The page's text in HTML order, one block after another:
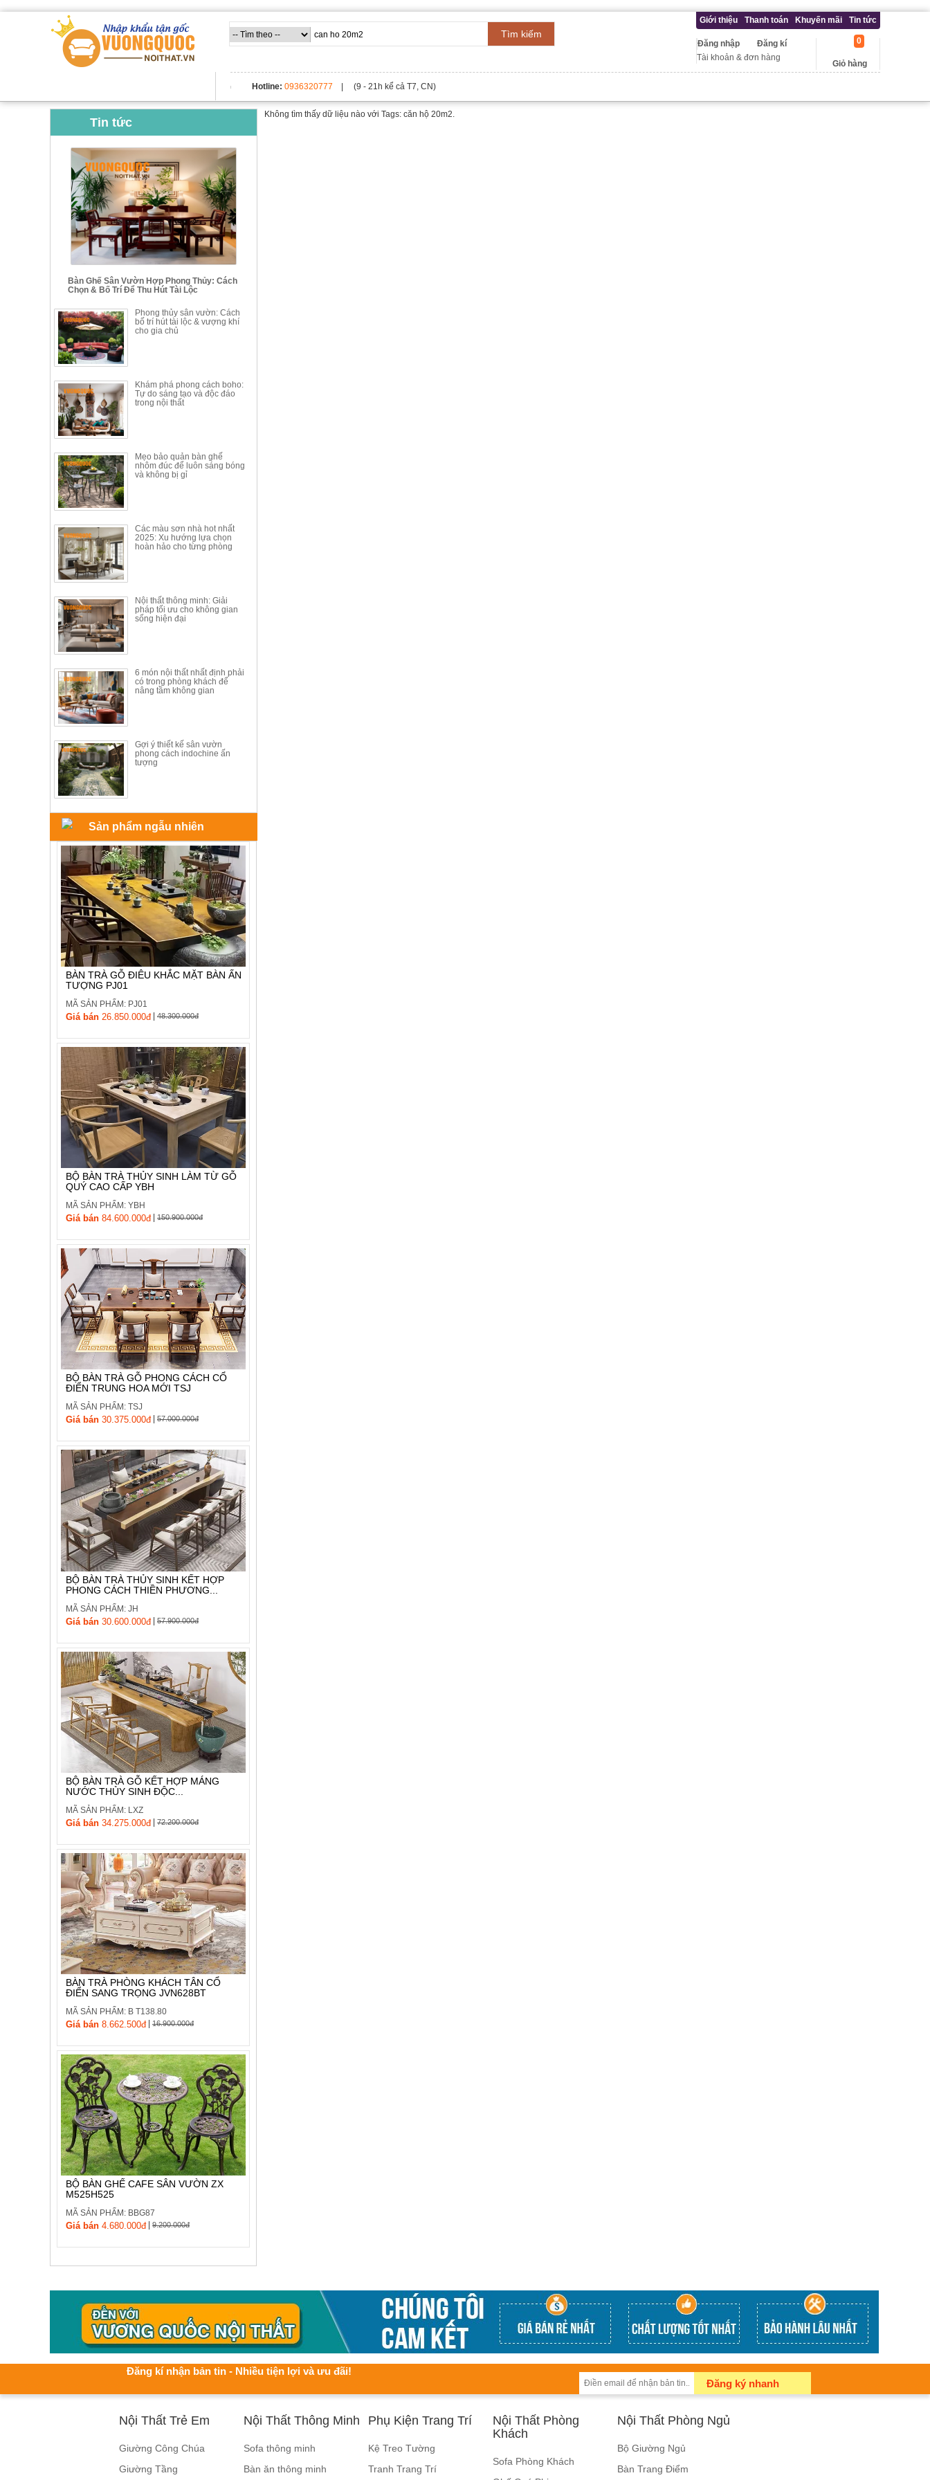
Tìm kiếm
Giới thiệu Thanh toán Khuyến mãi Tin tức
Đăng kí
Đăng nhập
Tài khoản & đơn hàng
Giỏ hàng
0
Hotline: 0936320777 | (9 - 21h kể cả T7, CN)
Tin tức
Bàn Ghế Sân Vườn Hợp Phong Thủy: Cách
Chọn & Bố Trí Để Thu Hút Tài Lộc
Phong thủy sân vườn: Cách
bố trí hút tài lộc & vượng khí
cho gia chủ
Khám phá phong cách boho:
Tự do sáng tạo và độc đáo
trong nội thất
Mẹo bảo quản bàn ghế
nhôm đúc để luôn sáng bóng
và không bị gỉ
Các màu sơn nhà hot nhất
2025: Xu hướng lựa chọn
hoàn hảo cho từng phòng
Nội thất thông minh: Giải
pháp tối ưu cho không gian
sống hiện đại
6 món nội thất nhất định phải
có trong phòng khách để
nâng tầm không gian
Gợi ý thiết kế sân vườn
phong cách indochine ấn
tượng
Sản phẩm ngẫu nhiên
BÀN TRÀ GỖ ĐIÊU KHẮC MẶT BÀN ẤN
TƯỢNG PJ01
MÃ SẢN PHẨM: PJ01
Giá bán 26.850.000đ| 48.300.000đ
BỘ BÀN TRÀ THỦY SINH LÀM TỪ GỖ
QUÝ CAO CẤP YBH
MÃ SẢN PHẨM: YBH
Giá bán 84.600.000đ| 150.900.000đ
BỘ BÀN TRÀ GỖ PHONG CÁCH CỔ
ĐIỂN TRUNG HOA MỚI TSJ
MÃ SẢN PHẨM: TSJ
Giá bán 30.375.000đ| 57.000.000đ
BỘ BÀN TRÀ THỦY SINH KẾT HỢP
PHONG CÁCH THIỀN PHƯƠNG...
MÃ SẢN PHẨM: JH
Giá bán 30.600.000đ| 57.900.000đ
BỘ BÀN TRÀ GỖ KẾT HỢP MÁNG
NƯỚC THỦY SINH ĐỘC...
MÃ SẢN PHẨM: LXZ
Giá bán 34.275.000đ| 72.200.000đ
BÀN TRÀ PHÒNG KHÁCH TÂN CỔ
ĐIỂN SANG TRỌNG JVN628BT
MÃ SẢN PHẨM: B T138.80
Giá bán 8.662.500đ| 16.900.000đ
BỘ BÀN GHẾ CAFE SÂN VƯỜN ZX
M525H525
MÃ SẢN PHẨM: BBG87
Giá bán 4.680.000đ| 9.200.000đ
Không tìm thấy dữ liệu nào với Tags: căn hộ 20m2.
Đăng kí nhận bản tin - Nhiều tiện lợi và ưu đãi!
Đăng ký nhanh
Nội Thất Trẻ Em
Giường Công Chúa
Giường Tầng
Nội Thất Thông Minh
Sofa thông minh
Bàn ăn thông minh
Phụ Kiện Trang Trí
Kệ Treo Tường
Tranh Trang Trí
Nội Thất Phòng
Khách
Sofa Phòng Khách
Nội Thất Phòng Ngủ
Bộ Giường Ngủ
Bàn Trang Điểm